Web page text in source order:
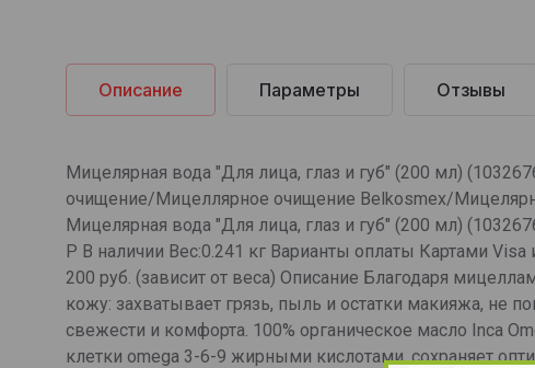
Описание Параметры Отзывы
Мицелярная вода "Для лица, глаз и губ" (200 мл)
очищение/Мицеллярное очищение Belkosmex/
Мицелярная вода "Для лица, глаз и губ" (200 мл)
Р В наличии Вес:0.241 кг Варианты оплаты Картами
200 руб. (зависит от веса) Описание Благодаря
кожу: захватывает грязь, пыль и остатки макияжа, не
свежести и комфорта. 100% органическое масло Inca
клетки omega 3-6-9 жирными кислотами, сохраняет